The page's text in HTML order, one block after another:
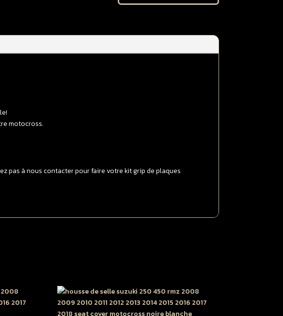
plaques
motocross.
pas à nous contacter pour faire votre kit grip de plaques